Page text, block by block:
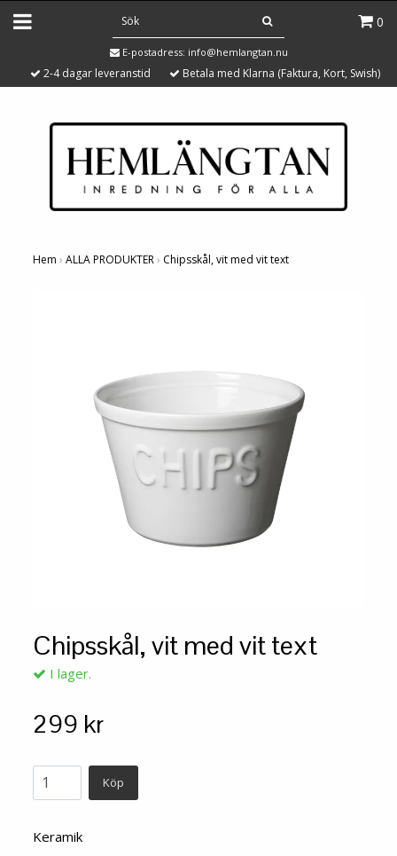
0
E-postadress: info@hemlangtan.nu
2-4 dagar leveranstid Betala med Klarna (Faktura, Kort, Swish)
Hem › ALLA PRODUKTER› Chipsskål, vit med vit text
Chipsskål, vit med vit text
I lager.
299 kr
Köp
Keramik